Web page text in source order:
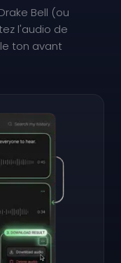
Bell (ou
l'audio de
ton avant